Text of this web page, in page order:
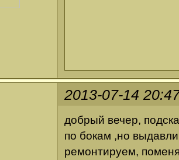
2013-07-14
добрый вечер,
по бокам ,но
ремонтируем,